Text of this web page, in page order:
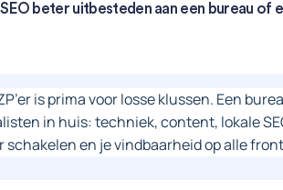
SEO beter uitbesteden aan een bureau of
is prima voor losse klussen. Een
in huis: techniek, content, lokale
schakelen en je vindbaarheid op alle